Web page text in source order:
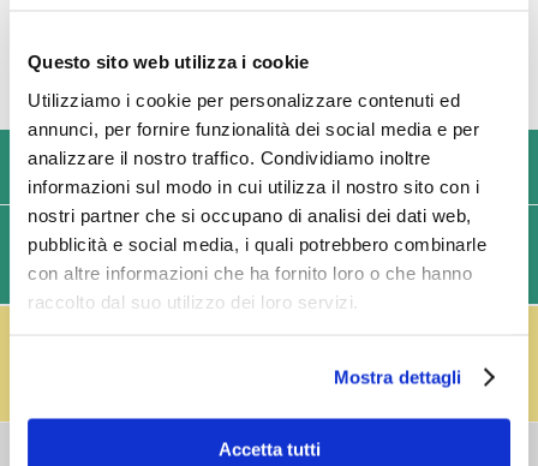
Questo sito web utilizza i cookie
Utilizziamo i cookie per personalizzare contenuti ed
annunci, per fornire funzionalità dei social media e per
analizzare il nostro traffico. Condividiamo inoltre
informazioni sul modo in cui utilizza il nostro sito con i
nostri partner che si occupano di analisi dei dati web,
pubblicità e social media, i quali potrebbero combinarle
con altre informazioni che ha fornito loro o che hanno
raccolto dal suo utilizzo dei loro servizi.
Mostra dettagli
Accetta tutti
USIAMO SOLO IMBALLAGGI RESISTENTI ED ECOLOGICI
SPEDIZIONI VELOCI IN 24/48/72 ORE (GIORNI
LAVORATIVI)
(almeno 3 fusti) e ricevi un buono da € 5,00 per ogni